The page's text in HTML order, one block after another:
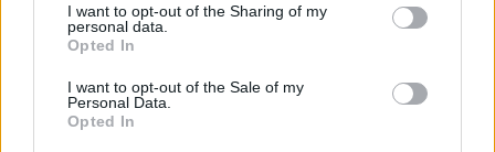
I want to opt-out of the Sharing of my
personal data.
Opted In
I want to opt-out of the Sale of my
Personal Data.
Opted In
16 Mar 2014